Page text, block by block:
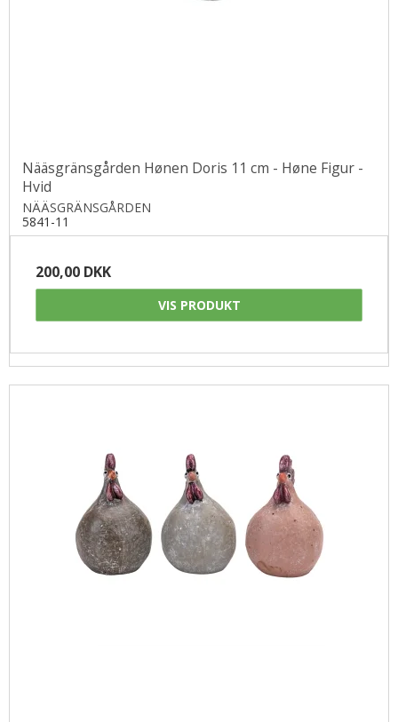
Nääsgränsgården Hønen Doris 11 cm - Høne Figur -
Hvid
NÄÄSGRÄNSGÅRDEN
5841-11
200,00 DKK
VIS PRODUKT